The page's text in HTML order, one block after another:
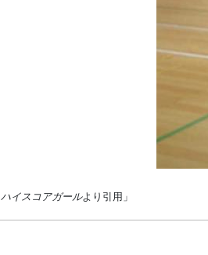
ハイスコアガールより引用」